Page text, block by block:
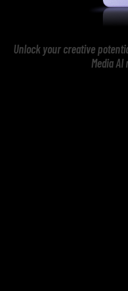
Unlock your creative
Media